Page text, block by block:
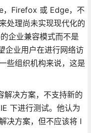
，Firefox 或 Edge，不
处理尚未实现现代化的
企业兼容模式而不是
企业用户在进行网络访
些组织机构来说，这是
决方案，不支持新的
下进行测试。他认为
决方案，但不应该将 I